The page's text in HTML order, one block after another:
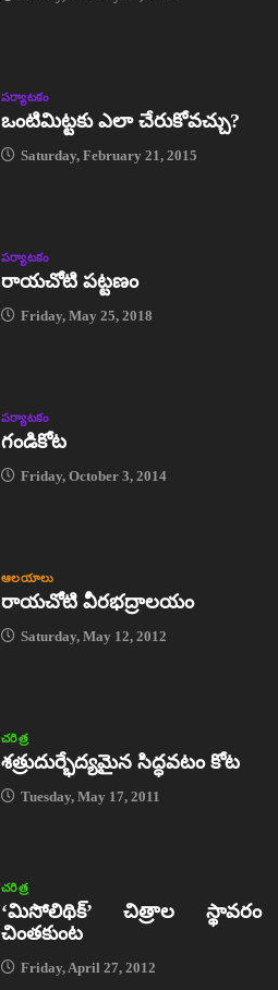
పర్యాటకం
ఒంటిమిట్టకు ఎలా చేరుకోవచ్చు?
Saturday, February 21, 2015
పర్యాటకం
రాయచోటి పట్టణం
Friday, May 25, 2018
పర్యాటకం
గండికోట
Friday, October 3, 2014
ఆలయాలు
రాయచోటి వీరభద్రాలయం
Saturday, May 12, 2012
చరిత్ర
శత్రుదుర్భేద్యమైన సిద్ధవటం కోట
Tuesday, May 17, 2011
చరిత్ర
‘మిసోలిథిక్‌’ చిత్రాల స్థావరం
చింతకుంట
Friday, April 27, 2012